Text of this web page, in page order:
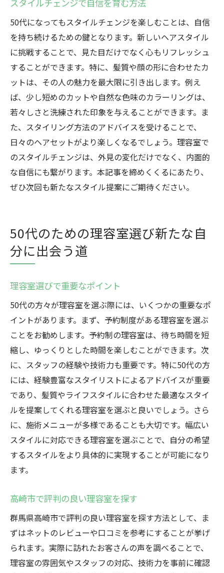
スタイルチェンジで自信を育む方法
50代になってもスタイルチェンジを楽しむことは、自信
を持ち続けるための鍵となります。新しいヘアスタイル
に挑戦することで、見た目だけでなく心もリフレッシュ
することができます。特に、髪質や顔の形に合わせたカ
ットは、その人の魅力を最大限に引き出します。例え
ば、少し短めのカットや自然な色味のカラーリングは、
若々しさと洗練された印象を与えることができます。ま
た、スタイリング方法のアドバイスを受けることで、
日々のヘアセットがより楽しくなるでしょう。理容室で
のスタイルチェンジは、外見の変化だけでなく、内面的
な自信にも繋がります。本記事を締めくくるにあたり、
ぜひ次回も新たなスタイル提案にご期待ください。
50代のための理容室選び新たな自
分に出会う道
理容室選びで重要なポイント
50代の方々が理容室を選ぶ際には、いくつかの重要なポ
イントがあります。まず、予約制度がある理容室を選ぶ
ことをお勧めします。予約制の理容室は、待ち時間を短
縮し、ゆっくりとした時間を楽しむことができます。次
に、スタッフの経験や技術力も重要です。特に50代の方
には、経験豊富なスタイリストによるアドバイスが重要
であり、髪質やライフスタイルに合わせた最適なスタイ
ルを提案してくれる理容室を選ぶと良いでしょう。さら
に、施術メニューが多様であることも大切です。幅広い
スタイルに対応できる理容室を選ぶことで、自分の希望
するスタイルをより具体的に実現することが可能になり
ます。
高崎市で評判の良い理容室を探す
群馬県高崎市で評判の良い理容室を探す方法として、ま
ずはネットのレビューや口コミを参考にすることが挙げ
られます。実際に訪れたお客さんの声を調べることで、
理容室の雰囲気やスタッフの対応、技術力を事前に確認